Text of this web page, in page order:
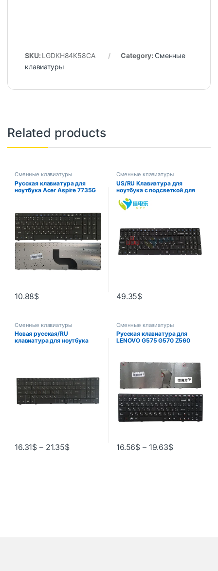
SKU: LGDKH84K58CA Category: Сменные
клавиатуры
Related products
Сменные клавиатуры
Русская клавиатура для
ноутбука Acer Aspire 7735G
7751
10.88$
Сменные клавиатуры
US/RU Клавиатура для
ноутбука с подсветкой для
Acer Predator Helios 300
49.35$
Сменные клавиатуры
Новая русская/RU
клавиатура для ноутбука
16.31$ – 21.35$
Сменные клавиатуры
Русская клавиатура для
LENOVO G575 G570 Z560
G575GL G575GX G780 G770
16.56$ – 19.63$